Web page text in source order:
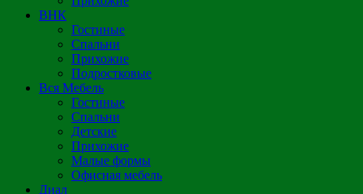
ВНК
Гостиные
Спальни
Прихожие
Подростковые
Вся Мебель
Гостиные
Спальни
Детские
Прихожие
Малые формы
Офисная мебель
Диал